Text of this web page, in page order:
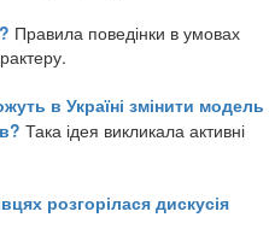
Правила поведінки в умовах
в Україні змінити модель
Така ідея викликала активні
розгорілася дискусія